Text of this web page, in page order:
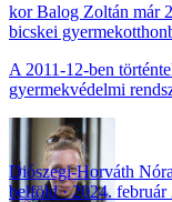
Balog Zoltán már
bicskei
A 2011-12-ben
gyermekvédelmi
Diószegi-Horváth Nóra
belföld
2024. február